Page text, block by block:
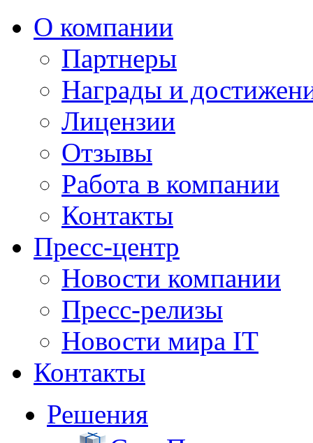
О компании
Партнеры
Награды и
Лицензии
Отзывы
Работа в компании
Контакты
Пресс-центр
Новости компании
Пресс-релизы
Новости мира IT
Контакты
Решения